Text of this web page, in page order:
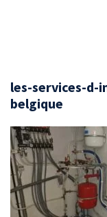
les-services-
belgique